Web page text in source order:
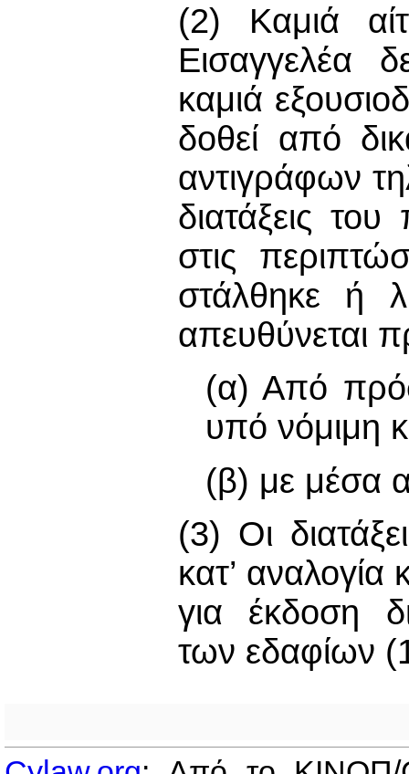
(2) Καμιά
Εισαγγελέα
καμιά
δοθεί από
αντιγράφων
διατάξεις
στις
στάλθηκε ή
απευθύνεται
(α) Από
υπό νόμιμη
(β) με μέσα
(3) Οι
κατ’ αναλογία
για έκδοση
των εδαφίων